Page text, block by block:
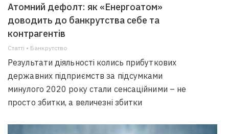
Атомний дефолт: як «Енергоатом»
доводить до банкрутства себе та
контрагентів
Статті • Банкрутство
Результати діяльності колись прибуткових
державних підприємств за підсумками
минулого 2020 року стали сенсаційними – не
просто збитки, а величезні збитки